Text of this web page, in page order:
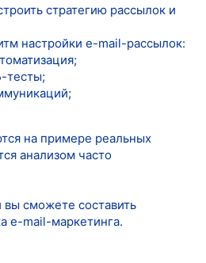
стратегию рассылок и
настройки e-mail-рассылок:
тесты;
на примере реальных
анализом часто
вы сможете составить
e-mail-маркетинга.